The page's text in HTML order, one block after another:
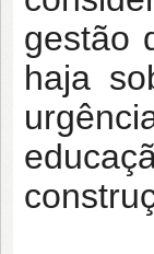
gestão
haja